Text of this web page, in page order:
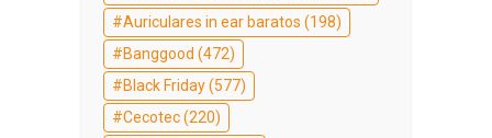
Auriculares in ear baratos (198)
Banggood (472)
Black Friday(577)
Cecotec(220)